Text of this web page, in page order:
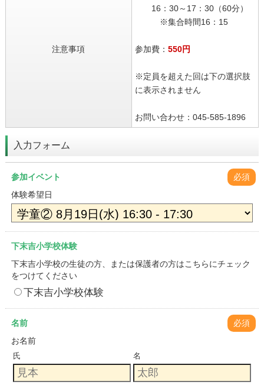
注意事項
16：30～17：30（60分）
※集合時間16：15
参加費： 550円
※定員を超えた回は下の選択肢
に表示されません
お問い合わせ：045-585-1896
入力フォーム
参加イベント
必須
体験希望日
下末吉小学校体験
下末吉小学校の生徒の方、または保護者の方はこちらにチェック
をつけてください
下末吉小学校体験
名前
必須
お名前
氏 名